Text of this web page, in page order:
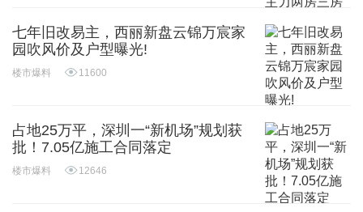
七年旧改易主，西丽新盘云锦万宸家
园吹风价及户型曝光!
楼市爆料 11600
占地25万平，深圳一“新机场”规划获
批！7.05亿施工合同落定
楼市爆料 12646